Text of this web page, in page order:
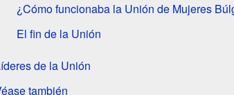
¿Cómo funcionaba la Unión de Mujeres
El fin de la Unión
de la Unión
también